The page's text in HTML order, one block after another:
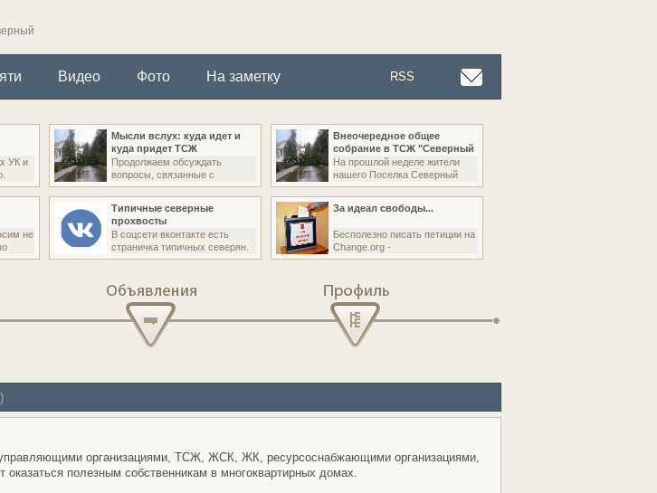
Видео Фото На заметку RSS
УК и
Мысли вслух: куда идет и
куда придет ТСЖ
Продолжаем обсуждать
вопросы, связанные с
Внеочередное общее
собрание в ТСЖ "Северный
На прошлой неделе жители
нашего Поселка Северный
не
Типичные северные
прохвосты
В соцсети вконтакте есть
страничка типичных северян.
За идеал свободы...
Бесполезно писать петиции на
Change.org -
организациями, ТСЖ, ЖСК, ЖК, ресурсоснабжающими организациями,
полезным собственникам в многоквартирных домах.